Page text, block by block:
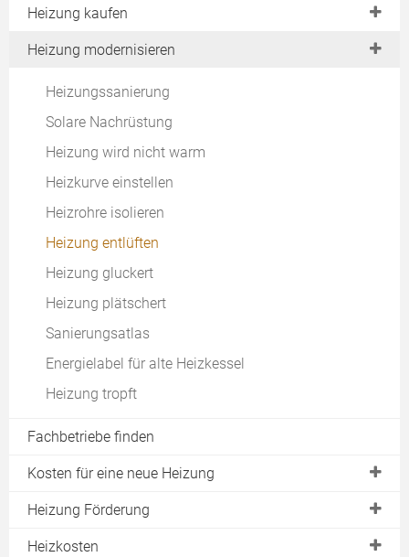
Heizungswechsel jetzt!
Moderne Heizung
Wasserstoff-Heizung
Effiziente Heizung
Hybridheizung
Heizungsvergleich
Heizung mieten
Pelletheizung oder Wärmepumpe
Wie Heizen?
Günstig Heizen
Sparsam Heizen
Heizen ohne Strom
Umweltfreundlich Heizen
Energielabel
EEWärmeG
Downloads
EWärmeG
Heizung kaufen
BAFA Zuschuss
Heizung modernisieren
Heizungssanierung
Solare Nachrüstung
Heizung wird nicht warm
Heizkurve einstellen
Heizrohre isolieren
Heizung entlüften
Heizung gluckert
Heizung plätschert
Sanierungsatlas
Energielabel für alte Heizkessel
Heizung tropft
Fachbetriebe finden
Kosten für eine neue Heizung
Pelletheizung Kosten
Holzheizung Kosten
Heizung Förderung
Renewable Ready
Heizkosten